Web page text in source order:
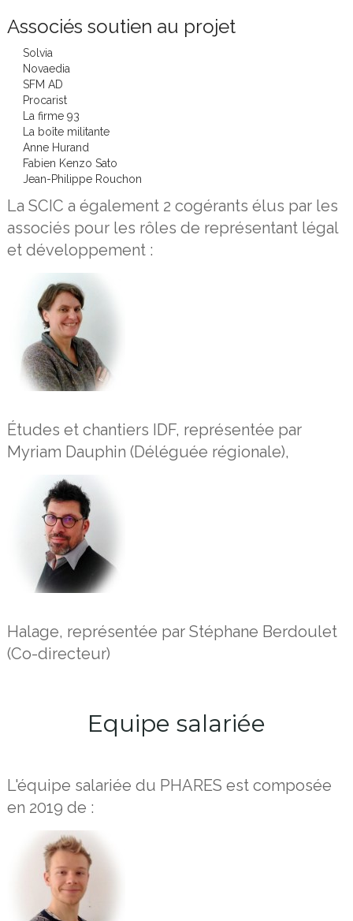
Associés soutien au projet
Solvia
Novaedia
SFM AD
Procarist
La firme 93
La boîte militante
Anne Hurand
Fabien Kenzo Sato
Jean-Philippe Rouchon
La SCIC a également 2 cogérants élus par les
associés pour les rôles de représentant légal
et développement :
Études et chantiers IDF, représentée par
Myriam Dauphin (Déléguée régionale),
Halage, représentée par Stéphane Berdoulet
(Co-directeur)
Equipe salariée
L'équipe salariée du PHARES est composée
en 2019 de :